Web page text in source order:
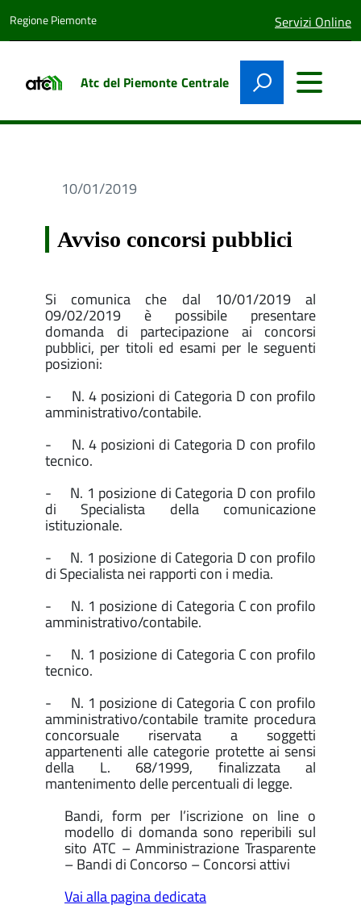
Regione Piemonte lingua
attiva:
Servizi Online
Atc del Piemonte Centrale
10/01/2019
Avviso concorsi pubblici
Si comunica che dal 10/01/2019 al
09/02/2019 è possibile presentare
domanda di partecipazione ai concorsi
pubblici, per titoli ed esami per le seguenti
posizioni:
- N. 4 posizioni di Categoria D con profilo
amministrativo/contabile.
- N. 4 posizioni di Categoria D con profilo
tecnico.
- N. 1 posizione di Categoria D con profilo
di Specialista della comunicazione
istituzionale.
- N. 1 posizione di Categoria D con profilo
di Specialista nei rapporti con i media.
- N. 1 posizione di Categoria C con profilo
amministrativo/contabile.
- N. 1 posizione di Categoria C con profilo
tecnico.
- N. 1 posizione di Categoria C con profilo
amministrativo/contabile tramite procedura
concorsuale riservata a soggetti
appartenenti alle categorie protette ai sensi
della L. 68/1999, finalizzata al
mantenimento delle percentuali di legge.
Bandi, form per l’iscrizione on line o
modello di domanda sono reperibili sul
sito ATC – Amministrazione Trasparente
– Bandi di Concorso – Concorsi attivi
Vai alla pagina dedicata